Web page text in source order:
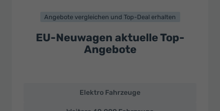
Angebote vergleichen und Top-Deal erhalten
EU-Neuwagen aktuelle Top-
Angebote
Neuwagen
Elektro Fahrzeuge